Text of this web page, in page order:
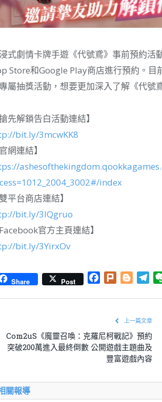
式劇情卡牌手遊《代號鳶》事前預約活
Store和Google Play商店進行預約。目
屬抽獎活動，想要更加深入了解《代號
搶先解鎖告白活動連結】
bit.ly/3mcwKK8
官網連結】
index
雙平台商店連結】
bit.ly/3IQgruo
Facebook官方主頁連結】
bit.ly/3YirxOv
Share Post Facebook
Plurk
上一篇文章
Com2uS《魔靈召喚：克羅尼柯戰記》預約
突破200萬進入最終倒數 公開遊戲主題曲及
豐富遊戲內容
關報導